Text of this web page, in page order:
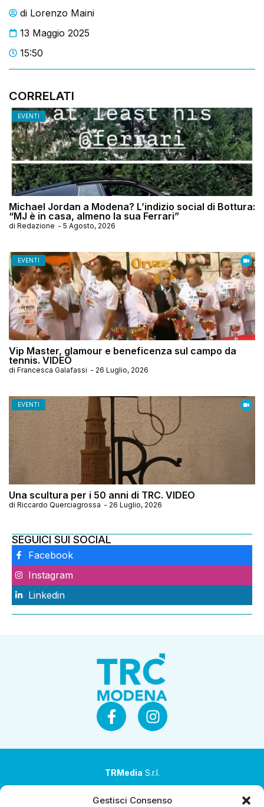
Gestisci Consenso
di Lorenzo Maini
13 Maggio 2025
15:50
CORRELATI
EVENTI
Michael Jordan a Modena? L’indizio social di Bottura:
“MJ è in casa, almeno la sua Ferrari”
di Redazione - 5 Agosto, 2026
EVENTI
Vip Master, glamour e beneficenza sul campo da
tennis. VIDEO
di Francesca Galafassi - 26 Luglio, 2026
EVENTI
Una scultura per i 50 anni di TRC. VIDEO
di Riccardo Querciagrossa - 26 Luglio, 2026
SEGUICI SUI SOCIAL
Facebook
Instagram
Linkedin
TRMedia S.r.l.